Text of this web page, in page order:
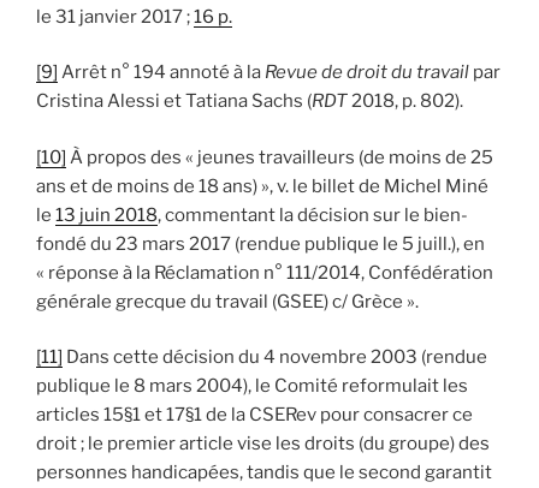
le 31 janvier 2017 ;16 p.
[9] Arrêt n° 194 annoté à la Revue de droit du travail par
Cristina Alessi et Tatiana Sachs (RDT2018, p. 802).
[10] À propos des « jeunes travailleurs (de moins de 25
ans et de moins de 18 ans) », v. le billet de Michel Miné
le 13 juin 2018, commentant la décision sur le bien-
fondé du 23 mars 2017 (rendue publique le 5 juill.), en
« réponse à la Réclamation n° 111/2014, Confédération
générale grecque du travail (GSEE) c/ Grèce ».
[11] Dans cette décision du 4 novembre 2003 (rendue
publique le 8 mars 2004), le Comité reformulait les
articles 15§1 et 17§1 de la CSERev pour consacrer ce
droit ; le premier article vise les droits (du groupe) des
personnes handicapées, tandis que le second garantit